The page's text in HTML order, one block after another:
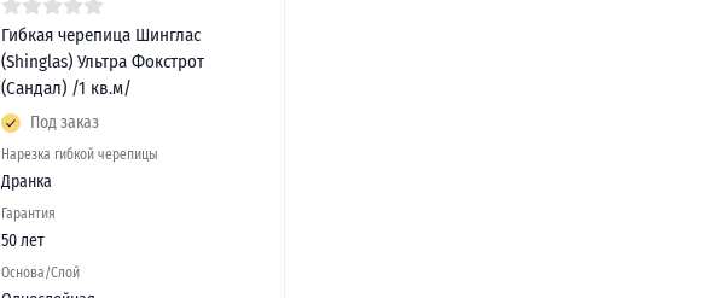
Гибкая черепица Шинглас
(Shinglas) Ультра Фокстрот
(Сандал) /1 кв.м/
Под заказ
Нарезка гибкой черепицы
Дранка
Гарантия
50 лет
Основа/Слой